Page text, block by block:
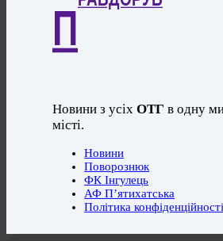
П
Новини з усіхОТГ в одну
місті.
Новини
Поворознюк
ФК Інгулець
АФ П’ятихатська
Політика конфіденційності